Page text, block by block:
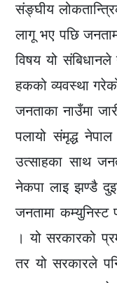
संङ्घीय
लागू भए पछि
विषय यो
हकको व्यवस्था
जनताका नाउँमा
पलायो संमृद्ध नेपाल
उत्साहका साथ
नेकपा लाइ झण्डै
जनतामा कम्युनिस्ट
। यो सरकारको
तर यो सरकारले